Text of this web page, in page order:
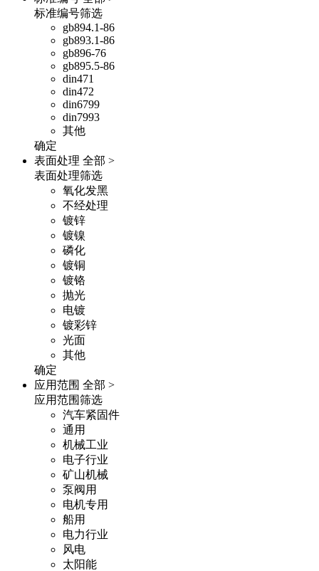
标准编号筛选
gb894.1-86
gb893.1-86
gb896-76
gb895.5-86
din471
din472
din6799
din7993
其他
确定
表面处理 全部 >
表面处理筛选
氧化发黑
不经处理
镀锌
镀镍
磷化
镀铜
镀铬
抛光
电镀
镀彩锌
光面
其他
确定
应用范围 全部 >
应用范围筛选
汽车紧固件
通用
机械工业
电子行业
矿山机械
泵阀用
电机专用
船用
电力行业
风电
太阳能